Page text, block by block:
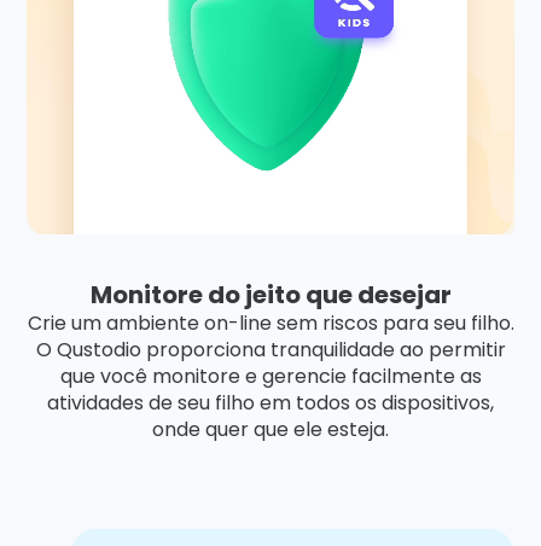
Monitore do jeito que desejar
Crie um ambiente on-line sem riscos para seu filho.
O Qustodio proporciona tranquilidade ao permitir
que você monitore e gerencie facilmente as
atividades de seu filho em todos os dispositivos,
onde quer que ele esteja.